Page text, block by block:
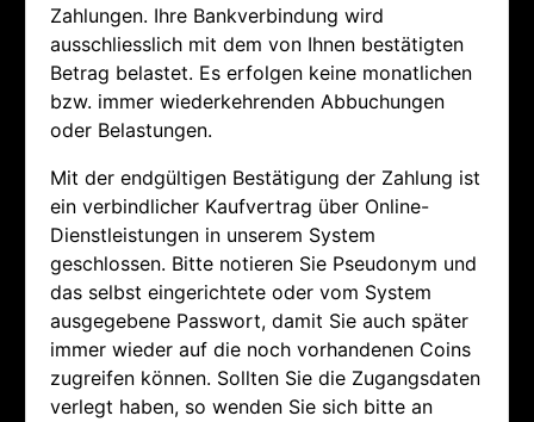
Zahlungen. Ihre Bankverbindung wird
ausschliesslich mit dem von Ihnen bestätigten
Betrag belastet. Es erfolgen keine monatlichen
bzw. immer wiederkehrenden Abbuchungen
oder Belastungen.
Mit der endgültigen Bestätigung der Zahlung ist
ein verbindlicher Kaufvertrag über Online-
Dienstleistungen in unserem System
geschlossen. Bitte notieren Sie Pseudonym und
das selbst eingerichtete oder vom System
ausgegebene Passwort, damit Sie auch später
immer wieder auf die noch vorhandenen Coins
zugreifen können. Sollten Sie die Zugangsdaten
verlegt haben, so wenden Sie sich bitte an